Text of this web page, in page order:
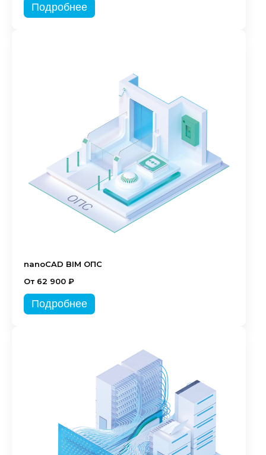
Подробнее
nanoCAD BIM ОПС
От 62 900 ₽
Подробнее